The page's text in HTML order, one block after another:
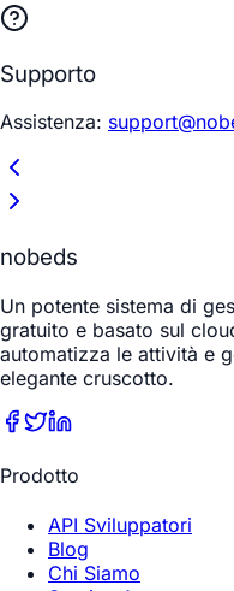
Supporto
Assistenza:
nobeds
Un potente sistema di
gratuito e basato sul
automatizza le attività e
elegante cruscotto.
Prodotto
API Sviluppatori
Blog
Chi Siamo